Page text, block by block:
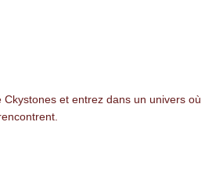
et entrez dans un univers où